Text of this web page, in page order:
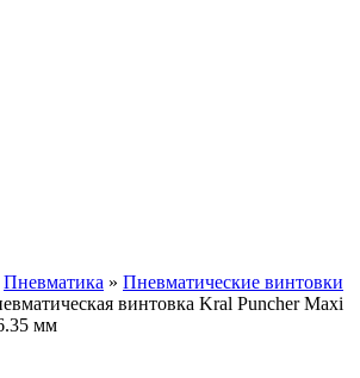
Пневматика » Пневматические винтовки
винтовка Kral Puncher Maxi
мм